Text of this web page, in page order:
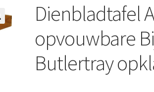
Dienbladtafel
opvouwbare
Butlertray